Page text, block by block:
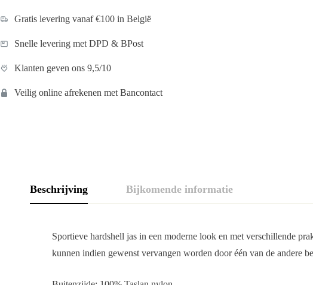
Gratis levering vanaf €100 in België
Snelle levering met DPD & BPost
Klanten geven ons 9,5/10
Veilig online afrekenen met Bancontact
Beschrijving Bijkomende informatie
Sportieve hardshell jas in een moderne look en met verschillende
kunnen indien gewenst vervangen worden door één van de andere